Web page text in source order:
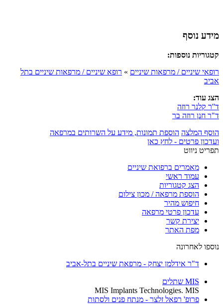
מידע נוסף
קטגוריות נוספות:
רופאי שיניים / מרפאות שיניים » רופא שיניים / מרפאות שיניים בתל
אביב
הצג עוד:
ד''ר קלנר רוזה
ד"ר חנן רוזה בר
הוסף המלצה הוספת תמונות, מידע על השרותים במרפאה
ועדכון פרטים - לחץ כאן
תפריט ניווט
מאמרים ברפואת שיניים
עמוד ראשי
הצג קטגוריות
הוספת מרפאה / מכון צילום
חיפוש מהיר
עדכון פרטי מרפאה
יצירת קשר
מפת האתר
נוספו לאחרונה
ד"ר אידלמן יצחק - מרפאת שיניים בתל-אביב
MIS שתלים
MIS Implants Technologies. MIS
פרופ' רפאל זלצר - מנתח פנים ולסתות